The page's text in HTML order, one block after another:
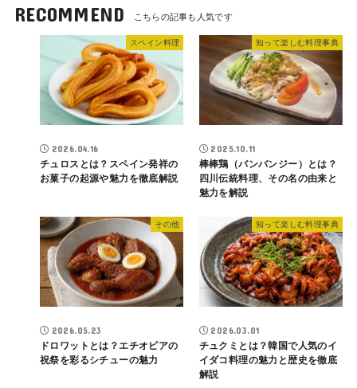
RECOMMEND
スペイン料理
2026.04.16
チュロスとは？スペイン発祥の
お菓子の起源や魅力を徹底解説
知って楽しむ料理事典
2025.10.11
棒棒鶏（バンバンジー）とは？
四川伝統料理、その名の由来と
魅力を解説
その他
2026.05.23
ドロワットとは？エチオピアの
祝祭を彩るシチューの魅力
知って楽しむ料理事典
2026.03.01
チュクミとは？韓国で人気のイ
イダコ料理の魅力と歴史を徹底
解説